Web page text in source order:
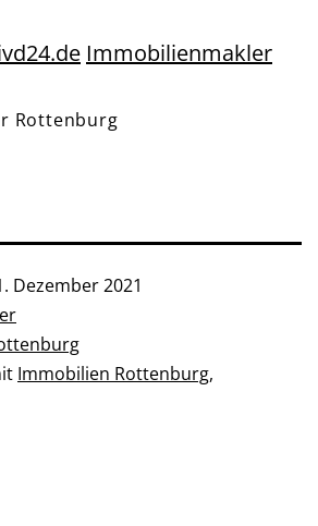
Immobilienmakler
Rottenburg
Dezember 2021
Immobilien Rottenburg,